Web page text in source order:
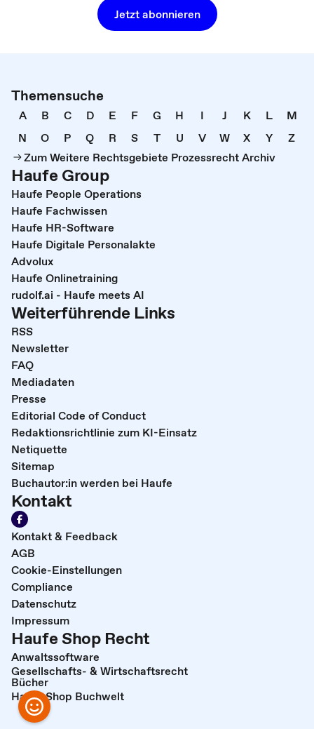
Jetzt abonnieren
Themensuche
A B C D E F G H I J K L
M
N
O P Q R S T U V W X Y
Z
Zum Weitere Rechtsgebiete Prozessrecht Archiv
Haufe Group
Haufe People Operations
Haufe Fachwissen
Haufe HR-Software
Haufe Digitale Personalakte
Advolux
Haufe Onlinetraining
rudolf.ai - Haufe meets AI
Weiterführende Links
RSS
Newsletter
FAQ
Mediadaten
Presse
Editorial Code of Conduct
Redaktionsrichtlinie zum KI-Einsatz
Netiquette
Sitemap
Buchautor:in werden bei Haufe
Kontakt
Kontakt & Feedback
AGB
Cookie-Einstellungen
Compliance
Datenschutz
Impressum
Haufe Shop Recht
Anwaltssoftware
Gesellschafts- & Wirtschaftsrecht
Bücher
Haufe Shop Buchwelt